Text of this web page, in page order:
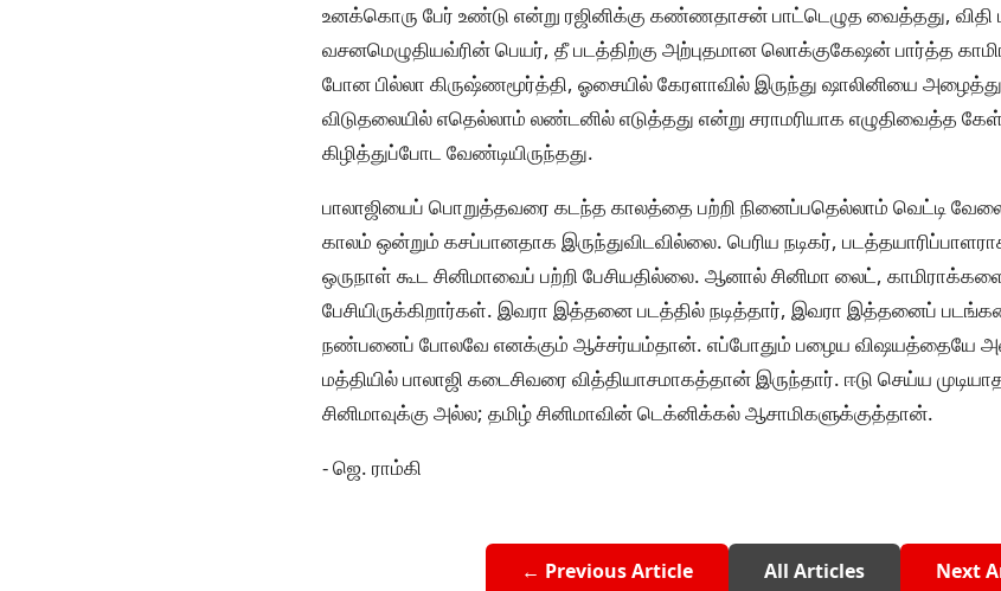
உனக்கொரு பேர் உண்டு என்று ரஜினிக்கு கண்ணதாசன் பாட்டெழுத வைத்தது, விதி
வசனமெழுதியவ்ரின் பெயர், தீ படத்திற்கு அற்புதமான லொக்குகேஷன் பார்த்த
போன பில்லா கிருஷ்ணமூர்த்தி, ஓசையில் கேரளாவில் இருந்து ஷாலினியை
விடுதலையில் எதெல்லாம் லண்டனில் எடுத்தது என்று சராமரியாக எழுதிவைத்த
கிழித்துப்போட வேண்டியிருந்தது.
பாலாஜியைப் பொறுத்தவரை கடந்த காலத்தை பற்றி நினைப்பதெல்லாம் வெட்டி
காலம் ஒன்றும் கசப்பானதாக இருந்துவிடவில்லை. பெரிய நடிகர்,
ஒருநாள் கூட சினிமாவைப் பற்றி பேசியதில்லை. ஆனால் சினிமா லைட்,
பேசியிருக்கிறார்கள். இவரா இத்தனை படத்தில் நடித்தார், இவரா இத்தனைப்
நண்பனைப் போலவே எனக்கும் ஆச்சர்யம்தான். எப்போதும் பழைய விஷயத்தையே
மத்தியில் பாலாஜி கடைசிவரை வித்தியாசமாகத்தான் இருந்தார். ஈடு செய்ய
சினிமாவுக்கு அல்ல; தமிழ் சினிமாவின் டெக்னிக்கல் ஆசாமிகளுக்குத்தான்.
- ஜெ. ராம்கி
← Previous Article All Articles Next